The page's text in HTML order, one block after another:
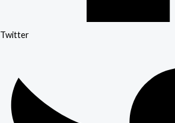
Twitter